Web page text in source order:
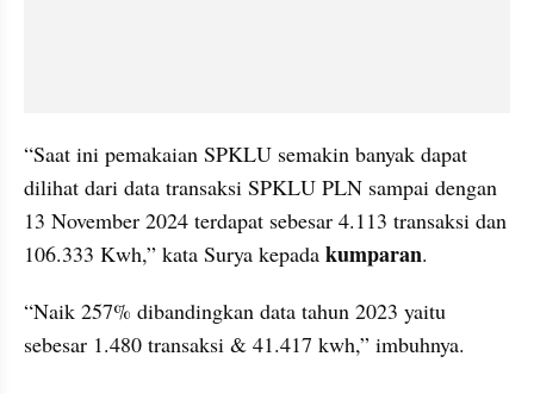
“Saat ini pemakaian SPKLU semakin banyak dapat
dilihat dari data transaksi SPKLU PLN sampai dengan
13 November 2024 terdapat sebesar 4.113 transaksi dan
106.333 Kwh,” kata Surya kepada kumparan.
“Naik 257% dibandingkan data tahun 2023 yaitu
sebesar 1.480 transaksi & 41.417 kwh,” imbuhnya.